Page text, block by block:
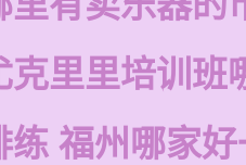
克里里培训班
练 福州哪家